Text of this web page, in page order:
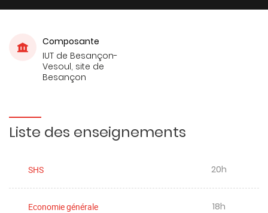
Composante
IUT de Besançon-
Vesoul, site de
Besançon
Liste des enseignements
SHS 20h
Economie générale 18h